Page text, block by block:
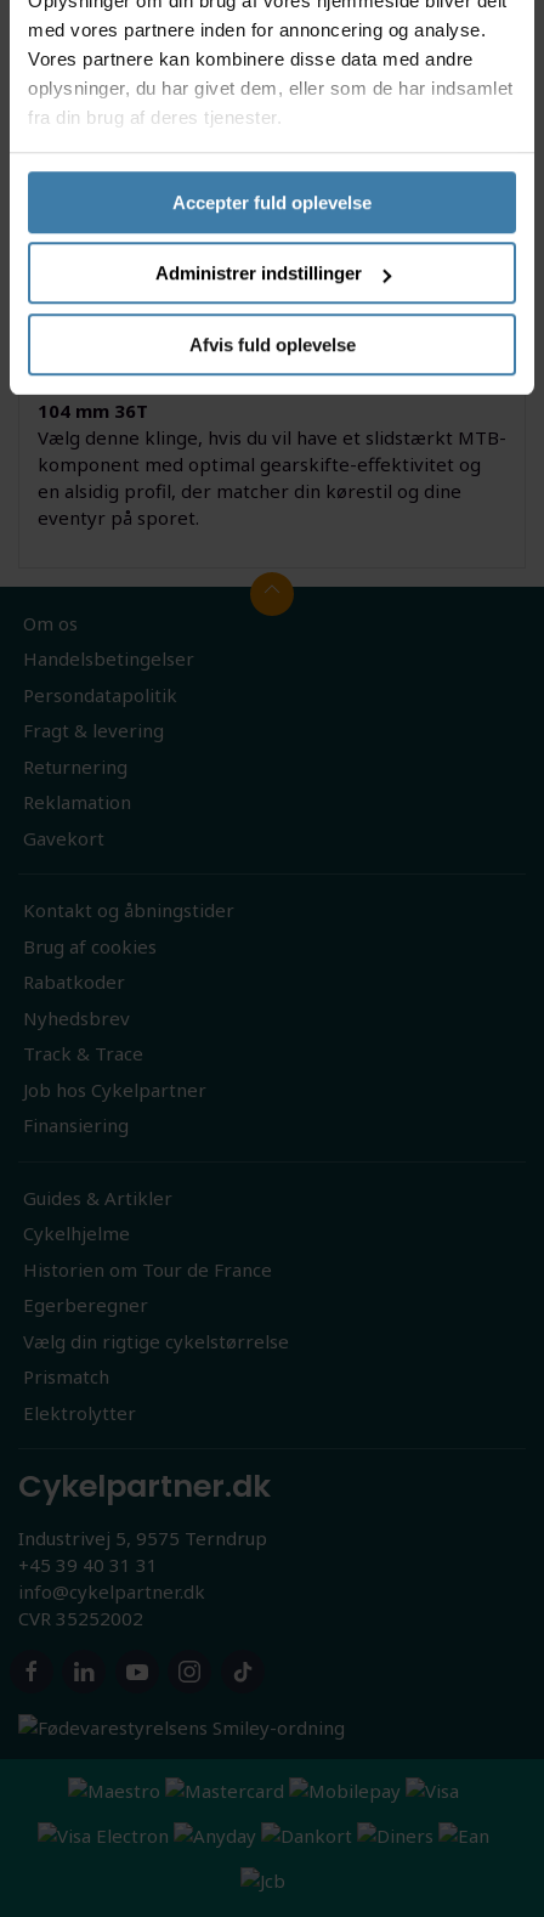
med vores partnere inden for annoncering og analyse.
Vores partnere kan kombinere disse data med andre
oplysninger, du har givet dem, eller som de har indsamlet
fra din brug af deres tjenester.
Accepter fuld oplevelse
Administrer indstillinger
Afvis fuld oplevelse
gearskift
Designet til mountainbikes
Ideel til 1x eller 2x opsætning
Anvendelse
SRAM/truvativ klinge MTB ø 104 mm 36T henvender
sig til mountainbikere, der sætter pris på høj
performance, både i teknisk terræn og på længere
ture. Den er velegnet til både nybegyndere og
stabilitet på udfordrende stier. Uanset om du kører
XC, trail eller blot cykler i skoven, får du pålidelighed
Derfor skal du vælge SRAM/truvativ klinge MTB ø
104 mm 36T
Vælg denne klinge, hvis du vil have et slidstærkt MTB-
komponent med optimal gearskifte-effektivitet og
en alsidig profil, der matcher din kørestil og dine
eventyr på sporet.
Om os
Handelsbetingelser
Persondatapolitik
Fragt & levering
Returnering
Reklamation
Gavekort
Kontakt og åbningstider
Brug af cookies
Rabatkoder
Nyhedsbrev
Track & Trace
Job hos Cykelpartner
Finansiering
Guides & Artikler
Cykelhjelme
Historien om Tour de France
Egerberegner
Vælg din rigtige cykelstørrelse
Prismatch
Elektrolytter
Cykelpartner.dk
Industrivej 5, 9575 Terndrup
+45 39 40 31 31
info@cykelpartner.dk
CVR 35252002